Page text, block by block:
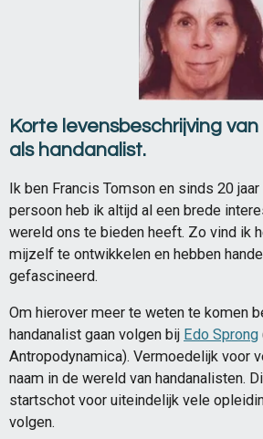
Korte levensbeschrijving
als handanalist.
Ik ben Francis Tomson en sinds 20
persoon heb ik altijd al een brede
wereld ons te bieden heeft. Zo vind ik
mijzelf te ontwikkelen en hebben
gefascineerd.
Om hierover meer te weten te komen
handanalist gaan volgen bij Edo Sprong
Antropodynamica). Vermoedelijk voor
naam in de wereld van handanalisten.
startschot voor uiteindelijk vele
volgen.